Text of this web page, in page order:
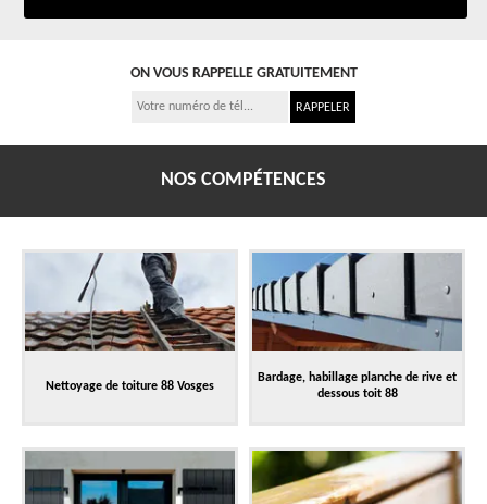
ON VOUS RAPPELLE GRATUITEMENT
NOS COMPÉTENCES
Nettoyage de toiture 88 Vosges
Bardage, habillage planche de rive et
dessous toit 88